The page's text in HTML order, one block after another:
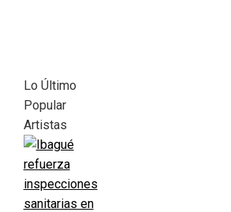
Lo Último
Popular
Artistas